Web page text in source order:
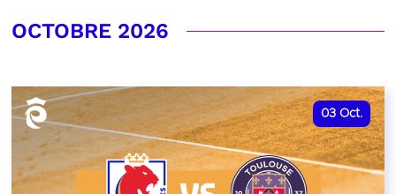
OCTOBRE 2026
03 Oct.